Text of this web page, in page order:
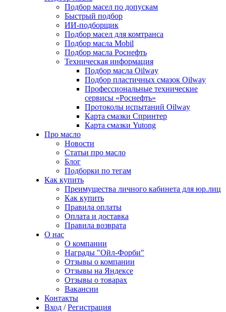
Подбор масел по допускам
Быстрый подбор
ИИ-подборщик
Подбор масел для комтранса
Подбор масла Mobil
Подбор масла Роснефть
Техническая информация
Подбор масла Oilway
Подбор пластичных смазок Oilway
Профессиональные технические
сервисы «Роснефть»
Протоколы испытаний Oilway
Карта смазки Спринтер
Карта смазки Yutong
Про масло
Новости
Статьи про масло
Блог
Подборки по тегам
Как купить
Преимущества личного кабинета для юр.лиц
Как купить
Правила оплаты
Оплата и доставка
Правила возврата
О нас
О компании
Награды "Ойл-Форби"
Отзывы о компании
Отзывы на Яндексе
Отзывы о товарах
Вакансии
Контакты
Вход / Регистрация